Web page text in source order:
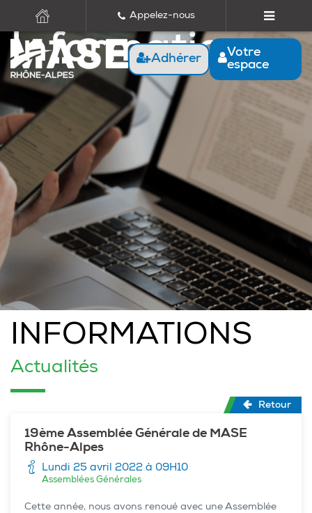
Appelez-nous
Adhérer
Votre
espace
Informations
INFORMATIONS
Actualités
Retour
19ème Assemblée Générale de MASE
Rhône-Alpes
Lundi 25 avril 2022 à 09H10
Assemblées Générales
Cette année, nous avons renoué avec une Assemblée